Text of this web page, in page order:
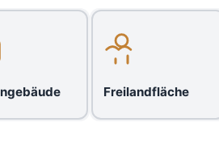
Freilandfläche